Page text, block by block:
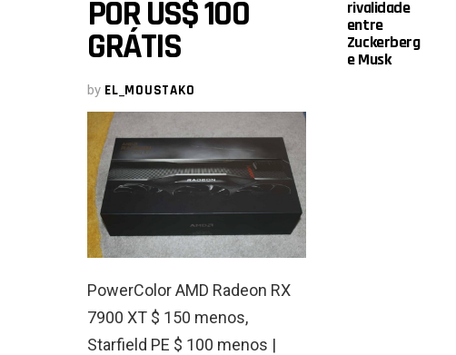
POR US$ 100
GRÁTIS
by EL_MOUSTAKO
PowerColor AMD Radeon RX
7900 XT $ 150 menos,
Starfield PE $ 100 menos |
rivalidade
entre
Zuckerberg
e Musk